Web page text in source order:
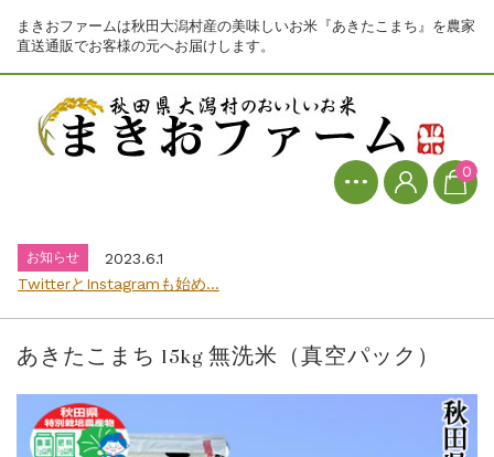
まきおファームは秋田大潟村産の美味しいお米『あきたこまち』を農家
直送通販でお客様の元へお届けします。
0
お知らせ
2023.6.1
お知らせ
2023.6.1
TwitterとInstagramも始め...
お知らせ
2023.6.1
あきたこまち 15kg 無洗米（真空パック）